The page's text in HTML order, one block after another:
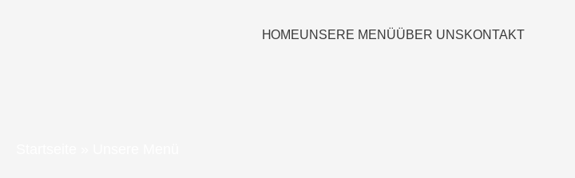
HOMEUNSERE MENÜÜBER UNSKONTAKT